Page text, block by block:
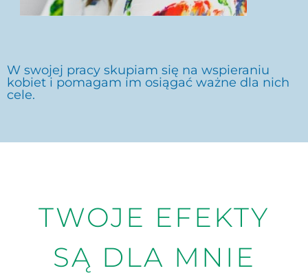
W swojej pracy skupiam się na wspieraniu
kobiet i pomagam im osiągać ważne dla nich
cele.
TWOJE EFEKTY
SĄ DLA MNIE